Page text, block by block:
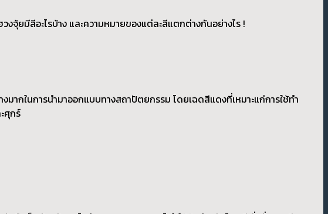
จุ้ยมีสีอะไรบ้าง และความหมายของแต่ละสีแตกต่างกันอย่างไร !
ากในการนำมาออกแบบทางสถาปัตยกรรม โดยเฉดสีแดงที่เหมาะแก่การใช้ทำ
ศุกร์